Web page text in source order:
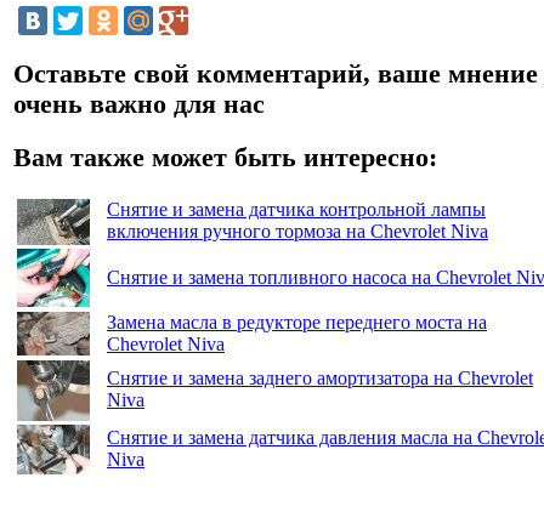
Оставьте свой комментарий, ваше мнение
очень важно для нас
Вам также может быть интересно:
Снятие и замена датчика контрольной лампы
включения ручного тормоза на Chevrolet Niva
Снятие и замена топливного насоса на Chevrolet
Замена масла в редукторе переднего моста на
Chevrolet Niva
Снятие и замена заднего амортизатора на Chevrolet
Niva
Снятие и замена датчика давления масла на
Niva